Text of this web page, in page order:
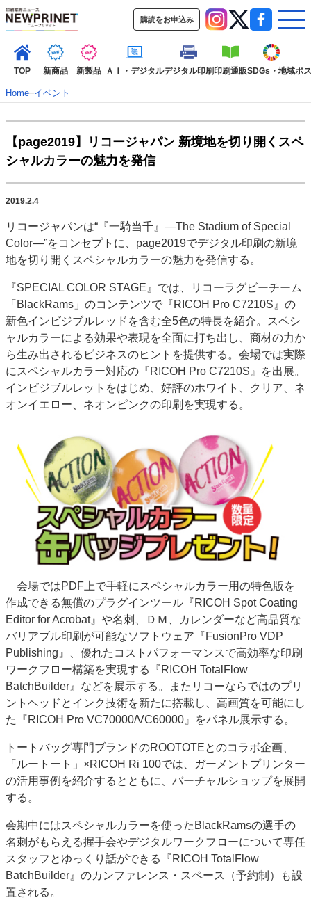
購読をお申込み
TOP 新商品 新製品 ＡＩ・デジタルデジタル印刷印刷通販SDGs・地域ポ
TOP
新着記事 特集記事
インタビュー
コレクション
SDGs・地域
ポストプレス ビジネス イベント 信用情報
業界
市場・統計
人事・移転・異動・訃報
特集記事カテゴリー一覧
特集・デジタル印刷 アイデアで勝負！ ～多様なビジネス・多彩な商材～
JAPAN PACK 2023 特集
中古印刷機・製本機特集
2022 見える化・MIS特集
2022 検査・校正特集
特集・デジタル印刷 ～ 新成長軌道を描く
案内
運営
会社案内
購読・購入申し込み
サイトポリシー
お問い合わせ
Home–イベント
【page2019】リコージャパン 新境地を切り開くスペ
シャルカラーの魅力を発信
2019.2.4
リコージャパンは“『一騎当千』―The Stadium of Special
Color―”をコンセプトに、page2019でデジタル印刷の新境
地を切り開くスペシャルカラーの魅力を発信する。
『SPECIAL COLOR STAGE』では、リコーラグビーチーム
「BlackRams」のコンテンツで『RICOH Pro C7210S』の
新色インビジブルレッドを含む全5色の特長を紹介。スペシ
ャルカラーによる効果や表現を全面に打ち出し、商材の力か
ら生み出されるビジネスのヒントを提供する。会場では実際
にスペシャルカラー対応の『RICOH Pro C7210S』を出展。
インビジブルレットをはじめ、好評のホワイト、クリア、ネ
オンイエロー、ネオンピンクの印刷を実現する。
会場ではPDF上で手軽にスペシャルカラー用の特色版を
作成できる無償のプラグインツール『RICOH Spot Coating
Editor for Acrobat』や名刺、ＤＭ、カレンダーなど高品質な
バリアブル印刷が可能なソフトウェア『FusionPro VDP
Publishing』、優れたコストパフォーマンスで高効率な印刷
ワークフロー構築を実現する『RICOH TotalFlow
BatchBuilder』などを展示する。またリコーならではのプリ
ントヘッドとインク技術を新たに搭載し、高画質を可能にし
た『RICOH Pro VC70000/VC60000』をパネル展示する。
トートバッグ専門ブランドのROOTOTEとのコラボ企画、
「ルートート」×RICOH Ri 100では、ガーメントプリンター
の活用事例を紹介するとともに、バーチャルショップを展開
する。
会期中にはスペシャルカラーを使ったBlackRamsの選手の
名刺がもらえる握手会やデジタルワークフローについて専任
スタッフとゆっくり話ができる『RICOH TotalFlow
BatchBuilder』のカンファレンス・スペース（予約制）も設
置される。